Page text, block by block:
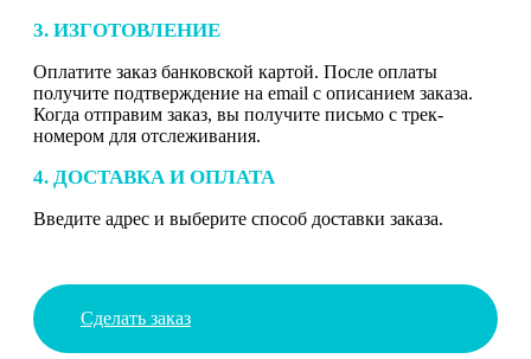
3. ИЗГОТОВЛЕНИЕ
Оплатите заказ банковской картой. После оплаты
получите подтверждение на email с описанием заказа.
Когда отправим заказ, вы получите письмо с трек-
номером для отслеживания.
4. ДОСТАВКА И ОПЛАТА
Введите адрес и выберите способ доставки заказа.
Сделать заказ